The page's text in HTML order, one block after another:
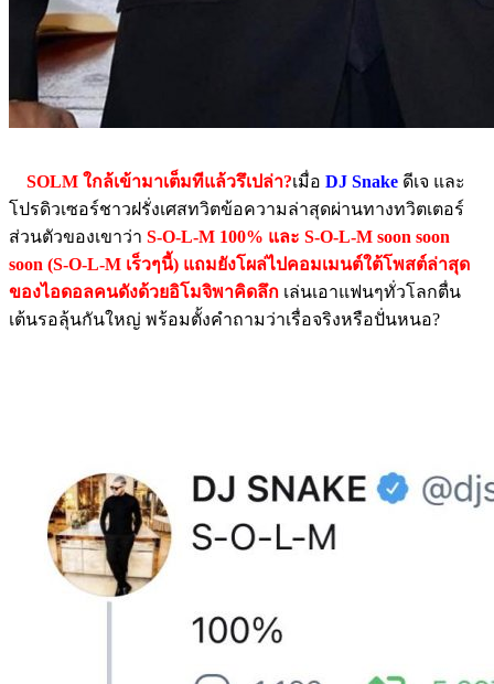
SOLM ใกล้เข้ามาเต็มทีแล้วรึเปล่า?เมื่อ DJ Snake ดีเจ และ
โปรดิวเซอร์ชาวฝรั่งเศสทวิตข้อความล่าสุดผ่านทางทวิตเตอร์
ส่วนตัวของเขาว่า S-O-L-M 100% และ S-O-L-M soon soon
soon (S-O-L-M เร็วๆนี้) แถมยังโผล่ไปคอมเมนต์ใต้โพสต์ล่าสุด
ของไอดอลคนดังด้วยอิโมจิพาคิดลึก เล่นเอาแฟนๆทั่วโลกตื่น
เต้นรอลุ้นกันใหญ่ พร้อมตั้งคำถามว่าเรื่อจริงหรือปั่นหนอ?